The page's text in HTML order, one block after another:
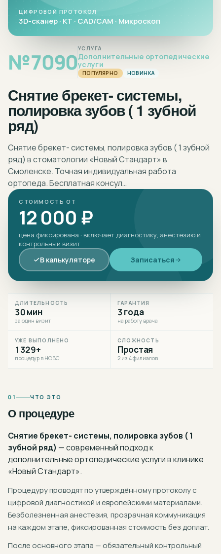
№7090УСЛУГА
Дополнительные ортопедические
услуги
ПОПУЛЯРНО НОВИНКА
Снятие брекет- системы,
полировка зубов ( 1 зубной
ряд)
Снятие брекет- системы, полировка зубов ( 1 зубной
ряд) в стоматологии «Новый Стандарт» в
Смоленске. Точная индивидуальная работа
ортопеда. Бесплатная консул…
СТОИМОСТЬ ОТ
12 000 ₽
цена фиксирована · включает диагностику, анестезию и
контрольный визит
В калькуляторе Записаться
ЦИФРОВОЙ ПРОТОКОЛ
3D-сканер · КТ · CAD/CAM · Микроскоп
ДЛИТЕЛЬНОСТЬ
30 мин
за один визит
ГАРАНТИЯ
3 года
на работу врача
УЖЕ ВЫПОЛНЕНО
1329+
процедур в НСВС
СЛОЖНОСТЬ
Простая
2 из 4 филиалов
01 ЧТО ЭТО
О процедуре
Снятие брекет- системы, полировка зубов ( 1
зубной ряд) — современный подход к
дополнительные ортопедические услугив клинике
«Новый Стандарт».
Процедуру проводят по утверждённому протоколу с
цифровой диагностикой и европейскими материалами.
Безболезненная анестезия, прозрачная коммуникация
на каждом этапе, фиксированная стоимость без доплат.
После основного этапа — обязательный контрольный